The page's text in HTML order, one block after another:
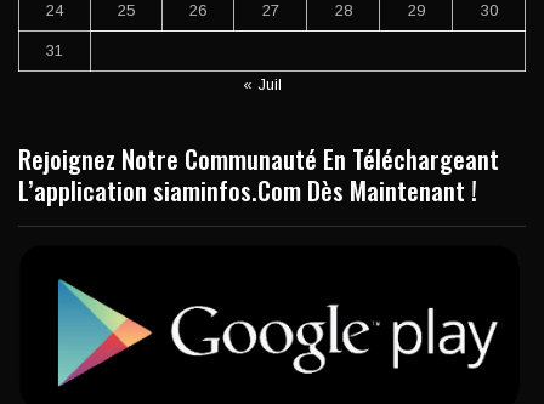
24 25 26 27 28 29 30
31
« Juil
Rejoignez Notre Communauté En Téléchargeant
L’application siaminfos.Com Dès Maintenant !